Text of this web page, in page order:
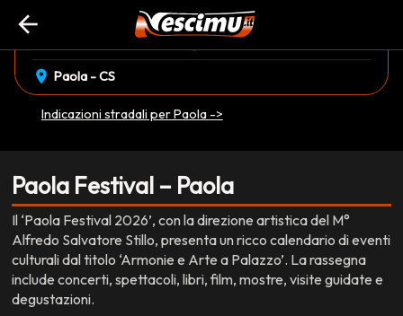
arrow_back
EVENTO CONCLUSO
domenica 07 Giugno 19:00
location_on Paola - CS
Indicazioni stradali per Paola ->
Paola Festival – Paola
Il ‘Paola Festival 2026’, con la direzione artistica del M°
Alfredo Salvatore Stillo, presenta un ricco calendario di eventi
culturali dal titolo ‘Armonie e Arte a Palazzo’. La rassegna
include concerti, spettacoli, libri, film, mostre, visite guidate e
degustazioni.